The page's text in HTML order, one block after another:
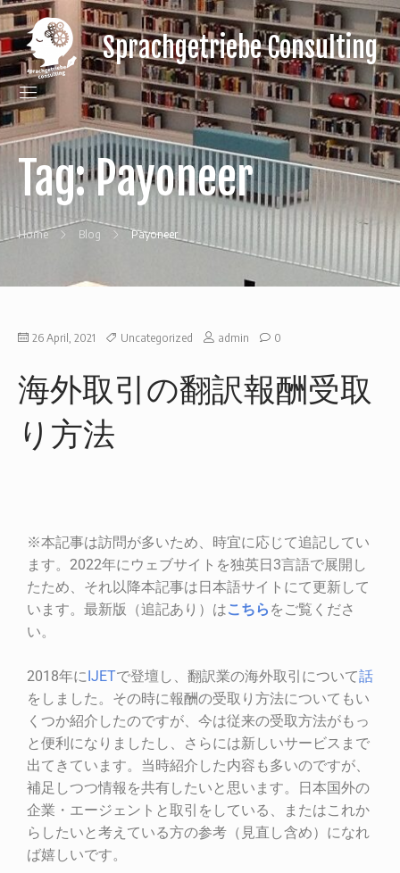
Sprachgetriebe Consulting
gain
a
language
gear
for
your
Japanese
clients
Tag:Payoneer
Home Blog Payoneer
26 April, 2021 Uncategorized admin 0
海外取引の翻訳報酬受取
り方法
※本記事は訪問が多いため、時宜に応じて追記してい
ます。2022年にウェブサイトを独英日3言語で展開し
たため、それ以降本記事は日本語サイトにて更新して
います。最新版（追記あり）はこちら をご覧くださ
い。
2018年にIJETで登壇し、翻訳業の海外取引について話
をしました。その時に報酬の受取り方法についてもい
くつか紹介したのですが、今は従来の受取方法がもっ
と便利になりましたし、さらには新しいサービスまで
出てきています。当時紹介した内容も多いのですが、
補足しつつ情報を共有したいと思います。日本国外の
企業・エージェントと取引をしている、またはこれか
らしたいと考えている方の参考（見直し含め）になれ
ば嬉しいです。